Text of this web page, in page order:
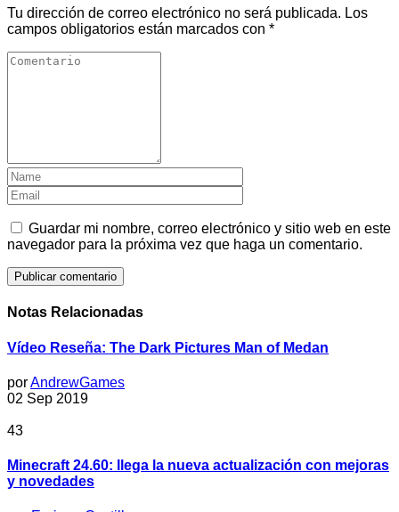
Tu dirección de correo electrónico no será publicada. Los
campos obligatorios están marcados con *
Guardar mi nombre, correo electrónico y sitio web en este
navegador para la próxima vez que haga un comentario.
Notas Relacionadas
Vídeo Reseña: The Dark Pictures Man of Medan
porAndrewGames
02 Sep 2019
43
Minecraft 24.60: llega la nueva actualización con mejoras
y novedades